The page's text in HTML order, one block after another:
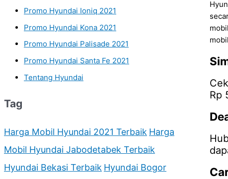
Promo Hyundai Ioniq 2021
Promo Hyundai Kona 2021
Promo Hyundai Palisade 2021
Promo Hyundai Santa Fe 2021
Tentang Hyundai
Tag
Harga Mobil Hyundai 2021 Terbaik Harga
Mobil Hyundai Jabodetabek Terbaik
Hyundai Bekasi Terbaik Hyundai Bogor
Cek
Rp